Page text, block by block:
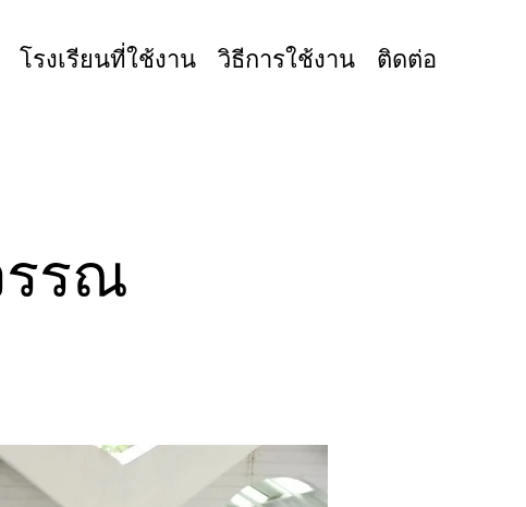
โรงเรียนที่ใช้งาน วิธีการใช้งาน ติดต่อ
รรณ